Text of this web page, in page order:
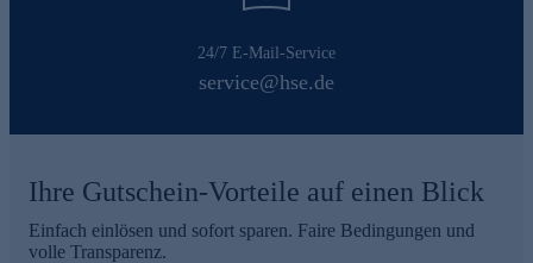
24/7 E-Mail-Service
service@hse.de
Ihre Gutschein-Vorteile auf einen Blick
Einfach einlösen und sofort sparen. Faire Bedingungen und
volle Transparenz.